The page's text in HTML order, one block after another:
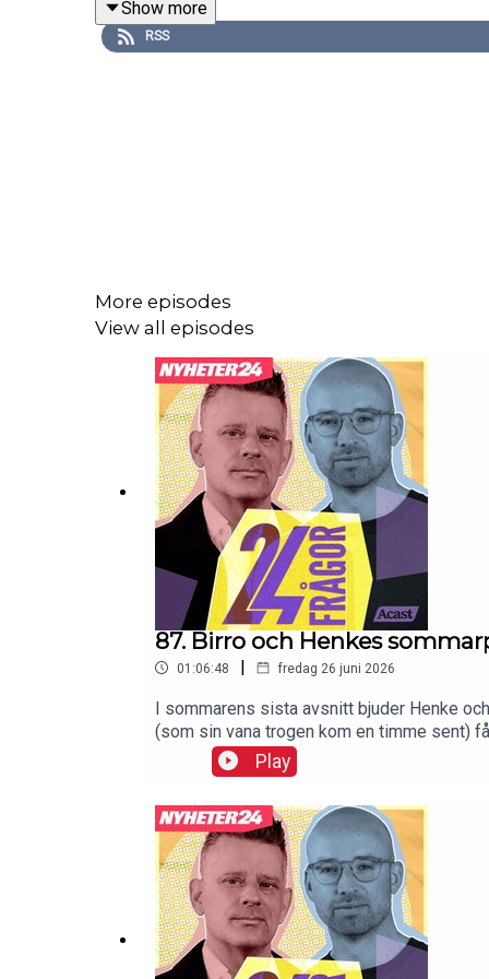
hatbrev till Skåne”.
Varmt välkommen till 24Frågor – i din poddspelare
Programledare:Henrik Eriksson
Följ oss på Tiktok:https://www.tiktok.com/
Följ oss på Instagram:https://
Show more
RSS
More episodes
View all episodes
87. Birro och Henkes
01:06:48 | fredag 26 juni 2026
I sommarens sista avsnitt bjuder Henke
(som sin vana trogen kom en timme sent)
VM-låt.Garanterat förbryllande och
snackar åldrande och författarskap och
sommaren.Men lyssna på detta
https://www.tiktok.com/
Play